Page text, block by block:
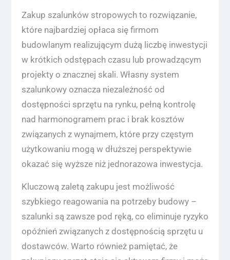
Zakup szalunków stropowych to rozwiązanie,
które najbardziej opłaca się firmom
budowlanym realizującym dużą liczbę inwestycji
w krótkich odstępach czasu lub prowadzącym
projekty o znacznej skali. Własny system
szalunkowy oznacza niezależność od
dostępności sprzętu na rynku, pełną kontrolę
nad harmonogramem prac i brak kosztów
związanych z wynajmem, które przy częstym
użytkowaniu mogą w dłuższej perspektywie
okazać się wyższe niż jednorazowa inwestycja.
Kluczową zaletą zakupu jest możliwość
szybkiego reagowania na potrzeby budowy –
szalunki są zawsze pod ręką, co eliminuje ryzyko
opóźnień związanych z dostępnością sprzętu u
dostawców. Warto również pamiętać, że